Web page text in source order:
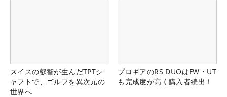
スイスの叡智が生んだTPTシ
ャフトで、ゴルフを異次元の
世界へ
プロギアのRS DUOはFW・UT
も完成度が高く購入者続出！